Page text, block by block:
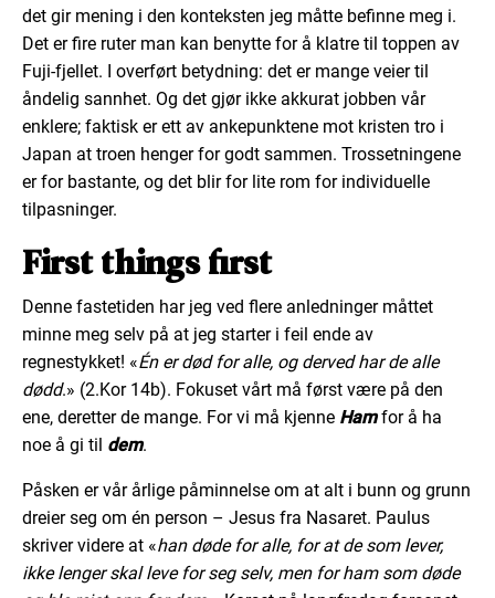
det gir mening i den konteksten jeg måtte befinne meg i.
Det er fire ruter man kan benytte for å klatre til toppen av
Fuji-fjellet. I overført betydning: det er mange veier til
åndelig sannhet. Og det gjør ikke akkurat jobben vår
enklere; faktisk er ett av ankepunktene mot kristen tro i
Japan at troen henger for godt sammen. Trossetningene
er for bastante, og det blir for lite rom for individuelle
tilpasninger.
First things first
Denne fastetiden har jeg ved flere anledninger måttet
minne meg selv på at jeg starter i feil ende av
regnestykket! «Én er død for alle, og derved har de alle
dødd.» (2.Kor 14b). Fokuset vårt må først være på den
ene, deretter de mange. For vi må kjenne Hamfor å ha
noe å gi til dem.
Påsken er vår årlige påminnelse om at alt i bunn og grunn
dreier seg om én person – Jesus fra Nasaret. Paulus
skriver videre at «han døde for alle, for at de som lever,
ikke lenger skal leve for seg selv, men for ham som døde